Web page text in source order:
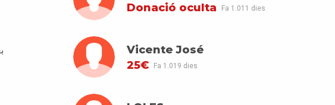
Donació oculta
Fa 1.011 dies
Vicente José
25€
Fa 1.019 dies